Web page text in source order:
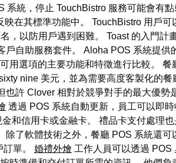
系統，停止 TouchBistro 服務可能會有
在其標準功能中。 TouchBistro 用戶
，以防用戶遇到困難。 Toast 的入門計
自助服務套件。 Aloha POS 系統提
用選項的主要功能和特徵進行比較。
nine 美元，並為需要高度客製化的
也許 Clover 相對於競爭對手的最大優
透過 POS 系統自動更新，員工可以即
和信用卡或金融卡。 禮品卡支付處理
了軟體技術之外，餐廳 POS 系統還
單。 婚禮外燴 工作人員可以透過